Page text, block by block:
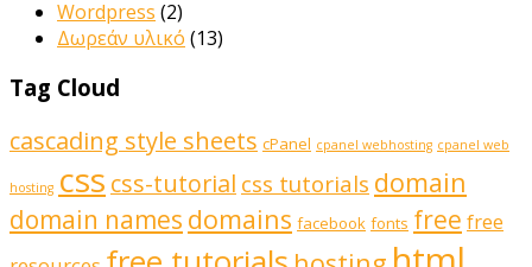
Wordpress (2)
Δωρεάν υλικό (13)
Tag Cloud
cascading style sheets cPanel cpanel webhosting cpanel web
hosting css css-tutorial css tutorials domain
domain names domains facebook fonts free free